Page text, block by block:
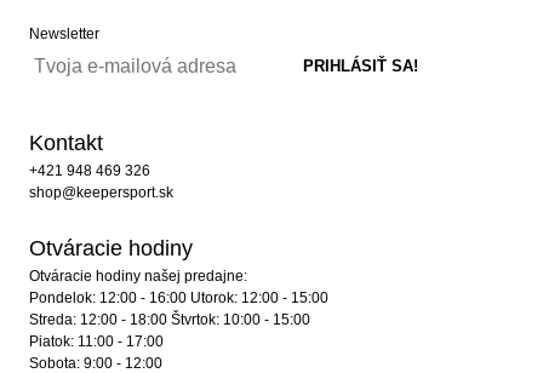
Newsletter
Kontakt
+421 948 469 326
shop@keepersport.sk
Otváracie hodiny
Otváracie hodiny našej predajne:
Pondelok: 12:00 - 16:00 Utorok: 12:00 - 15:00
Streda: 12:00 - 18:00 Štvrtok: 10:00 - 15:00
Piatok: 11:00 - 17:00
Sobota: 9:00 - 12:00